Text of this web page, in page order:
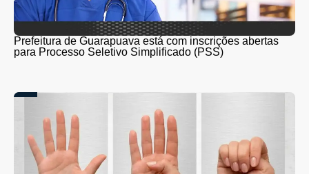
Prefeitura de Guarapuava está com inscrições abertas
para Processo Seletivo Simplificado (PSS)